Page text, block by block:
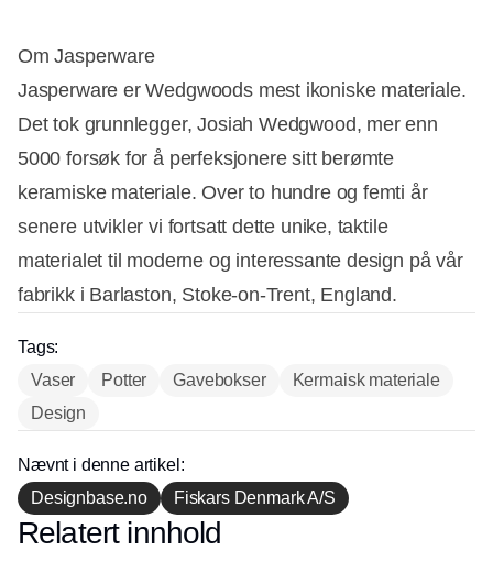
Om Jasperware
Jasperware er Wedgwoods mest ikoniske materiale.
Det tok grunnlegger, Josiah Wedgwood, mer enn
5000 forsøk for å perfeksjonere sitt berømte
keramiske materiale. Over to hundre og femti år
senere utvikler vi fortsatt dette unike, taktile
materialet til moderne og interessante design på vår
fabrikk i Barlaston, Stoke-on-Trent, England.
Tags:
Vaser
Potter Gavebokser
Kermaisk materiale
Design
Nævnt i denne artikel:
Designbase.no
Fiskars Denmark A/S
Annonce
Relatert innhold